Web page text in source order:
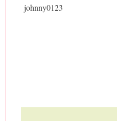
johnny0123